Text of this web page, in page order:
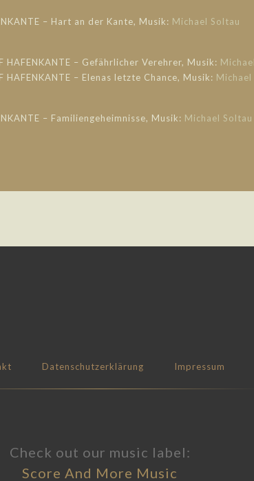
– Hart an der Kante, Musik: Michael Soltau
HAFENKANTE – Gefährlicher Verehrer, Musik:
– Elenas letzte Chance, Musik: Michael
– Familiengeheimnisse, Musik: Michael Soltau
Datenschutzerklärung Impressum
Check out our music label:
Score And More Music